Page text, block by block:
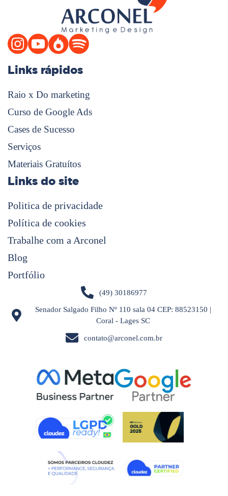
Links rápidos
Raio x Do marketing
Curso de Google Ads
Cases de Sucesso
Serviços
Materiais Gratuítos
Links do site
Politica de privacidade
Política de cookies
Trabalhe com a Arconel
Blog
Portfólio
(49) 30186977
Senador Salgado Filho Nº 110 sala 04 CEP: 88523150 |
Coral - Lages SC
contato@arconel.com.br